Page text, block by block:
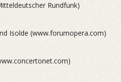
Rundfunk)
Isolde (www.forumopera.com)